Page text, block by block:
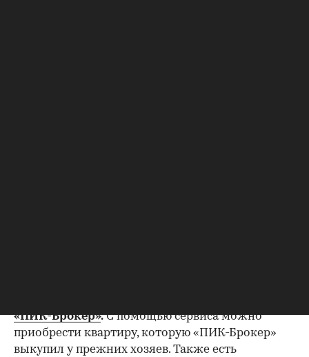
«ПИК-Брокер».С помощью сервиса можно
приобрести квартиру, которую «ПИК-Брокер»
выкупил у прежних хозяев. Также есть